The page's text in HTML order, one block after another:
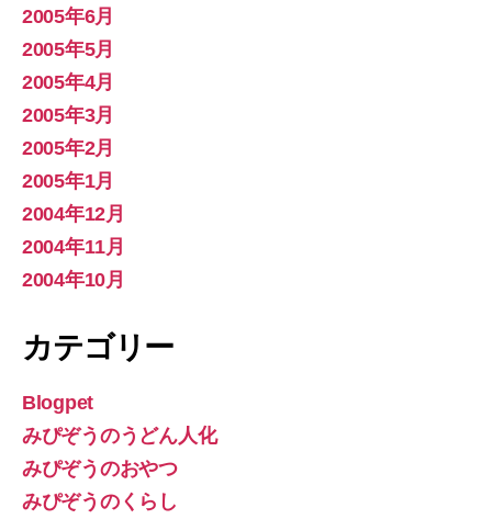
2005年6月
2005年5月
2005年4月
2005年3月
2005年2月
2005年1月
2004年12月
2004年11月
2004年10月
カテゴリー
Blogpet
みぴぞうのうどん人化
みぴぞうのおやつ
みぴぞうのくらし